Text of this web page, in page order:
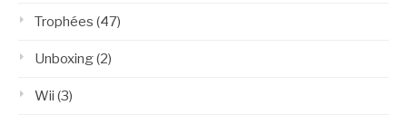
Trophées (47)
Unboxing(2)
Wii (3)